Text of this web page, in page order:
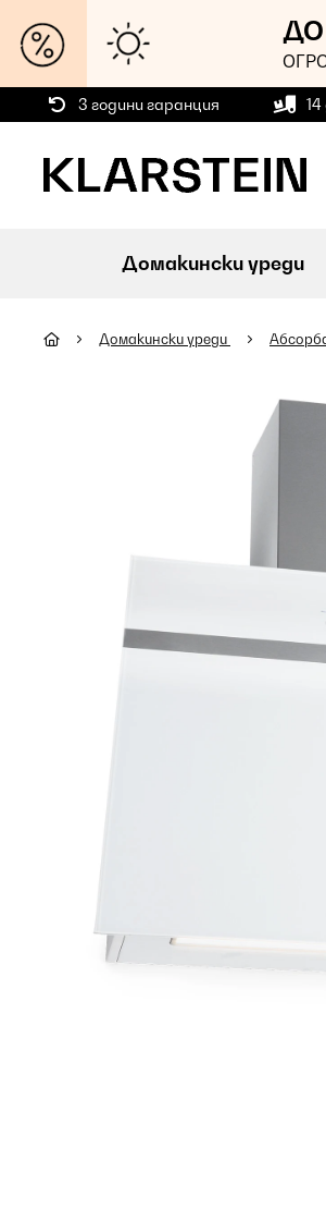
ДО
3 години гаранция
Домакински уреди
Домакински уреди